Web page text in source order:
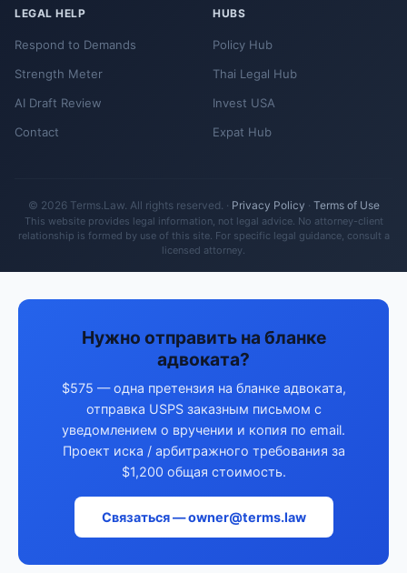
LEGAL HELP
Respond to Demands
Strength Meter
AI Draft Review
Contact
HUBS
Policy Hub
Thai Legal Hub
Invest USA
Expat Hub
© 2026 Terms.Law. All rights reserved. · Privacy Policy · Terms of Use
This website provides legal information, not legal advice. No attorney-client
relationship is formed by use of this site. For specific legal guidance, consult a
licensed attorney.
Нужно отправить на бланке
адвоката?
$575 — одна претензия на бланке адвоката,
отправка USPS заказным письмом с
уведомлением о вручении и копия по email.
Проект иска / арбитражного требования за
$1,200 общая стоимость.
Связаться — owner@terms.law